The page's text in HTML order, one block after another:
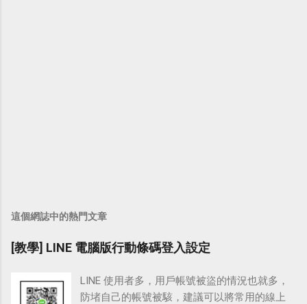
這個網誌中的熱門文章
[教學] LINE 電腦版行動條碼登入設定
LINE 使用者多，用戶帳號被盜的情況也就多，
防堵自己的帳號被駭，建議可以將常用的線上